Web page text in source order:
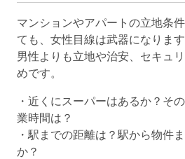
マンションやアパートの立地条
ても、女性目線は武器になります
男性よりも立地や治安、セキュ
めです。
・近くにスーパーはあるか？そ
業時間は？
・駅までの距離は？駅から物件
か？